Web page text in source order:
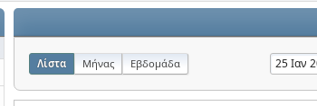
Λίστα Μήνας Εβδομάδα